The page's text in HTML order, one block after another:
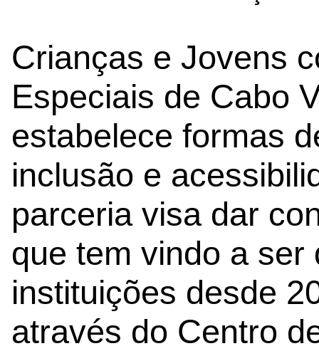
Crianças e Jovens
Especiais de Cabo
estabelece formas
inclusão e
parceria visa dar
que tem vindo a
instituições desde
através do Centro